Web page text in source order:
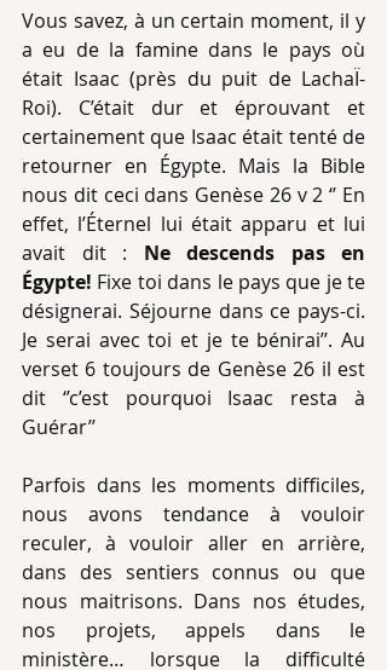
Vous savez, à un certain moment, il y
a eu de la famine dans le pays où
était Isaac (près du puit de LachaÏ-
Roi). C’était dur et éprouvant et
certainement que Isaac était tenté de
retourner en Égypte. Mais la Bible
nous dit ceci dans Genèse 26 v 2 ‘’ En
effet, l’Éternel lui était apparu et lui
avait dit : Ne descends pas en
Égypte! Fixe toi dans le pays que je te
désignerai. Séjourne dans ce pays-ci.
Je serai avec toi et je te bénirai’’. Au
verset 6 toujours de Genèse 26 il est
dit ‘’c’est pourquoi Isaac resta à
Guérar’’
Parfois dans les moments difficiles,
nous avons tendance à vouloir
reculer, à vouloir aller en arrière,
dans des sentiers connus ou que
nous maitrisons. Dans nos études,
nos projets, appels dans le
ministère… lorsque la difficulté